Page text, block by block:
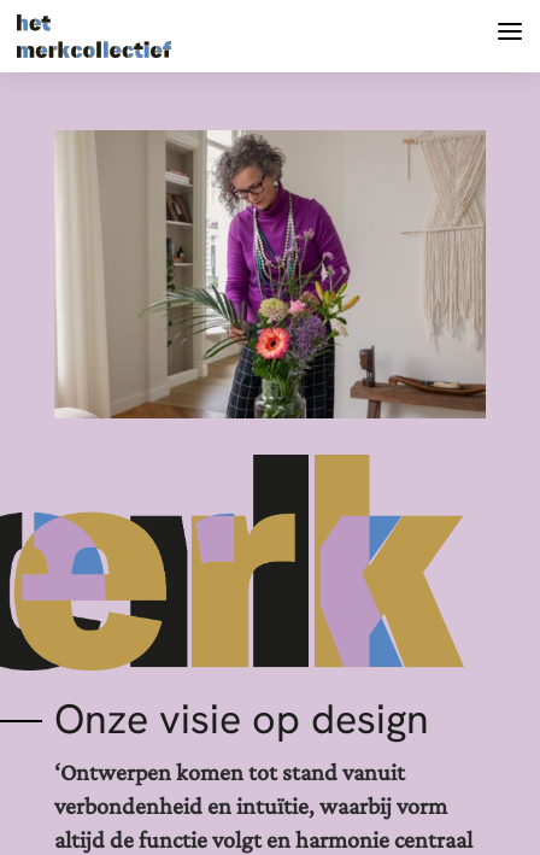
Onze visie op design
‘Ontwerpen komen tot stand vanuit
verbondenheid en intuïtie, waarbij vorm
altijd de functie volgt en harmonie centraal